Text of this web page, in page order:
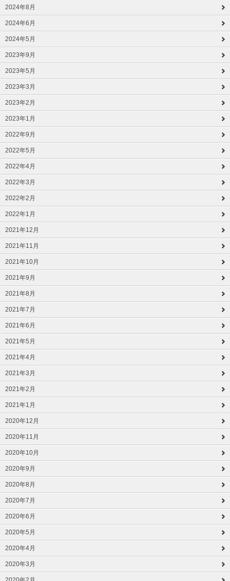
2024年8月
2024年6月
2024年5月
2023年9月
2023年5月
2023年3月
2023年2月
2023年1月
2022年9月
2022年5月
2022年4月
2022年3月
2022年2月
2022年1月
2021年12月
2021年11月
2021年10月
2021年9月
2021年8月
2021年7月
2021年6月
2021年5月
2021年4月
2021年3月
2021年2月
2021年1月
2020年12月
2020年11月
2020年10月
2020年9月
2020年8月
2020年7月
2020年6月
2020年5月
2020年4月
2020年3月